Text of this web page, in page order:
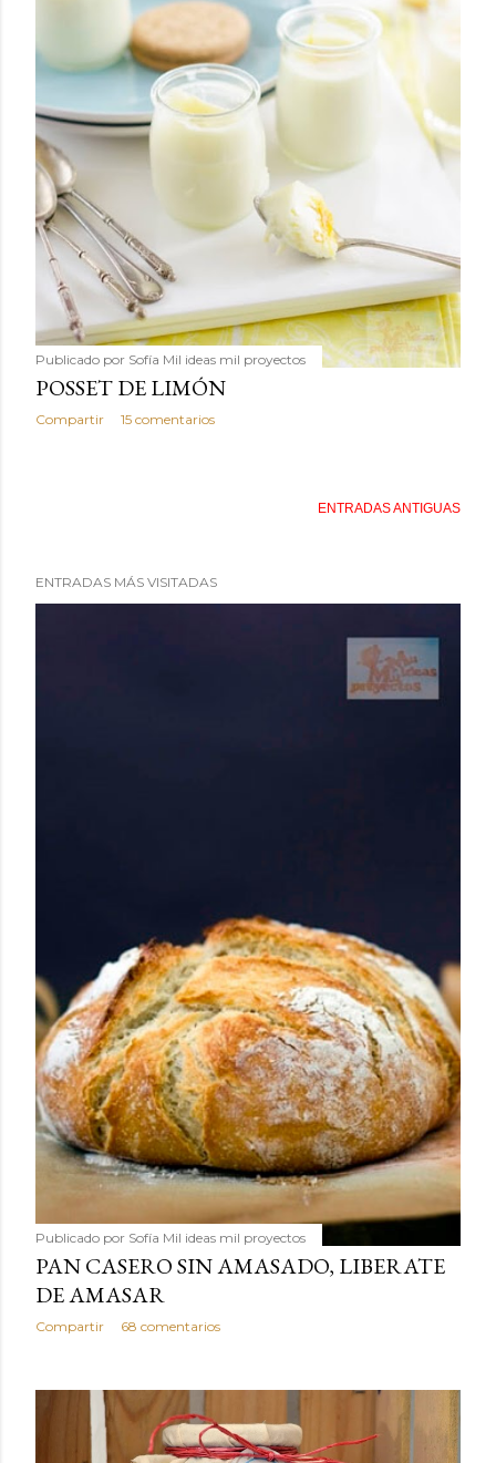
Publicado por Sofía Mil ideas mil proyectos
POSSET DE LIMÓN
Compartir 15 comentarios
ENTRADAS ANTIGUAS
ENTRADAS MÁS VISITADAS
Publicado por Sofía Mil ideas mil proyectos
PAN CASERO SIN AMASADO, LIBERATE
DE AMASAR
Compartir 68 comentarios